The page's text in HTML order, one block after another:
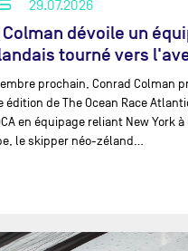
29.07.2026
dévoile un
tourné vers
prochain, Conrad Colman
édition de The Ocean Race
en équipage reliant New York
le skipper néo-zéland…